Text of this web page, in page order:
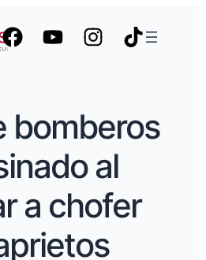
bomberos
al
a chofer